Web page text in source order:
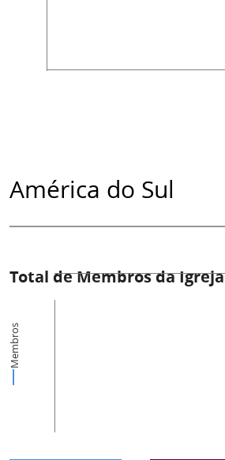
América do Sul
Total de Membros da Igreja
Membros